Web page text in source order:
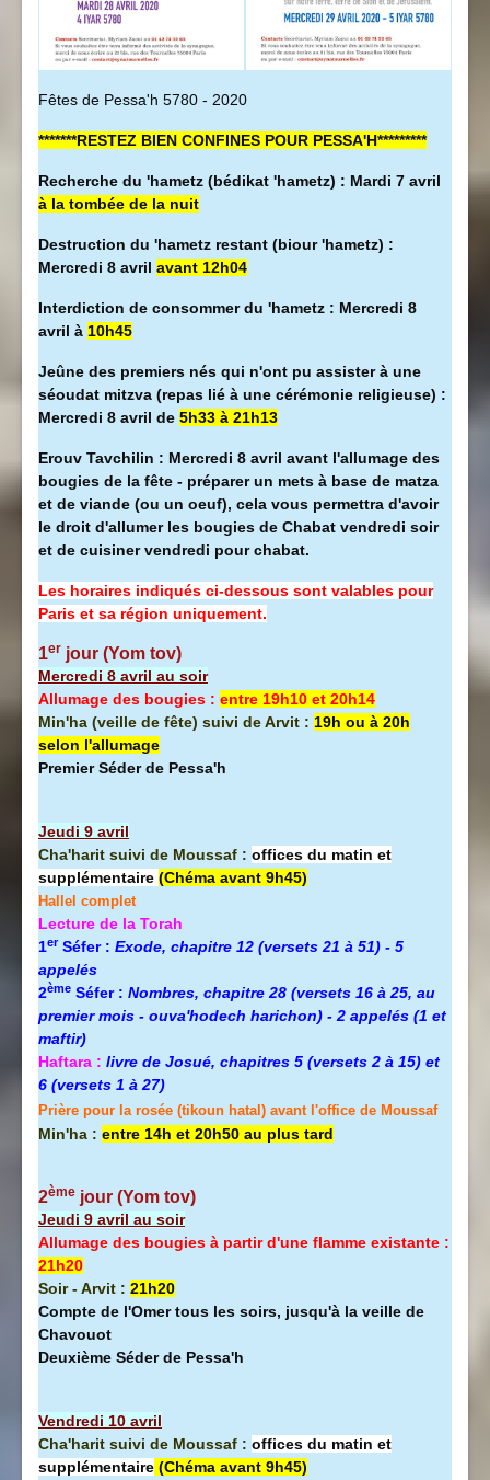
Fêtes de Pessa'h 5780 - 2020
*******RESTEZ BIEN CONFINES POUR PESSA'H*********
Recherche du 'hametz (bédikat 'hametz) : Mardi 7 avril
à la tombée de la nuit
Destruction du 'hametz restant (biour 'hametz) :
Mercredi 8 avril avant 12h04
Interdiction de consommer du 'hametz : Mercredi 8
avril à 10h45
Jeûne des premiers nés qui n'ont pu assister à une
séoudat mitzva (repas lié à une cérémonie religieuse) :
Mercredi 8 avril de 5h33 à 21h13
Erouv Tavchilin : Mercredi 8 avril avant l'allumage des
bougies de la fête - préparer un mets à base de matza
et de viande (ou un oeuf), cela vous permettra d'avoir
le droit d'allumer les bougies de Chabat vendredi soir
et de cuisiner vendredi pour chabat.
Les horaires indiqués ci-dessous sont valables pour
Paris et sa région uniquement.
1er jour (Yom tov)
Mercredi 8 avril au soir
Allumage des bougies : entre 19h10 et 20h14
Min'ha (veille de fête) suivi de Arvit : 19h ou à 20h
selon l'allumage
Premier Séder de Pessa'h
Jeudi 9 avril
Cha'harit suivi de Moussaf : offices du matin et
supplémentaire (Chéma avant 9h45)
Hallel complet
Lecture de la Torah
1erSéfer : Exode, chapitre 12 (versets 21 à 51) - 5
appelés
2ème Séfer : Nombres, chapitre 28 (versets 16 à 25, au
premier mois - ouva'hodech harichon) - 2 appelés (1 et
maftir)
Haftara : livre de Josué, chapitres 5 (versets 2 à 15) et
6 (versets 1 à 27)
Prière pour la rosée (tikoun hatal) avant l'office de Moussaf
Min'ha : entre 14h et 20h50 au plus tard
2ème jour (Yom tov)
Jeudi 9 avril au soir
Allumage des bougies à partir d'une flamme existante :
21h20
Soir - Arvit : 21h20
Compte de l'Omer tous les soirs, jusqu'à la veille de
Chavouot
Deuxième Séder de Pessa'h
Vendredi 10 avril
Cha'harit suivi de Moussaf : offices du matin et
supplémentaire (Chéma avant 9h45)